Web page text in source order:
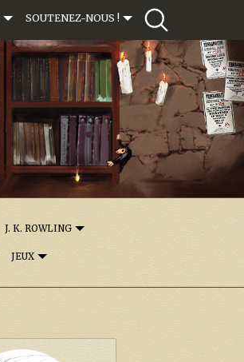
SOUTENEZ-NOUS !
J. K. ROWLING
JEUX